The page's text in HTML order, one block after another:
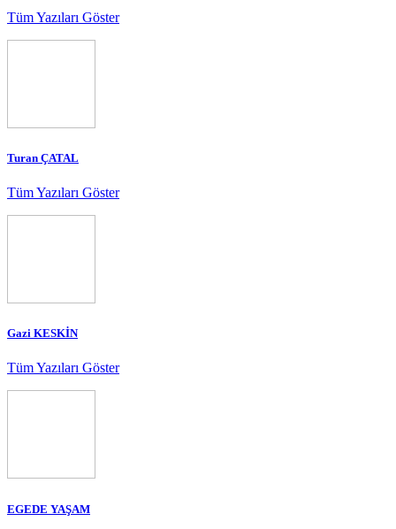
Tüm Yazıları Göster
Turan ÇATAL
Tüm Yazıları Göster
Gazi KESKİN
Tüm Yazıları Göster
EGEDE YAŞAM